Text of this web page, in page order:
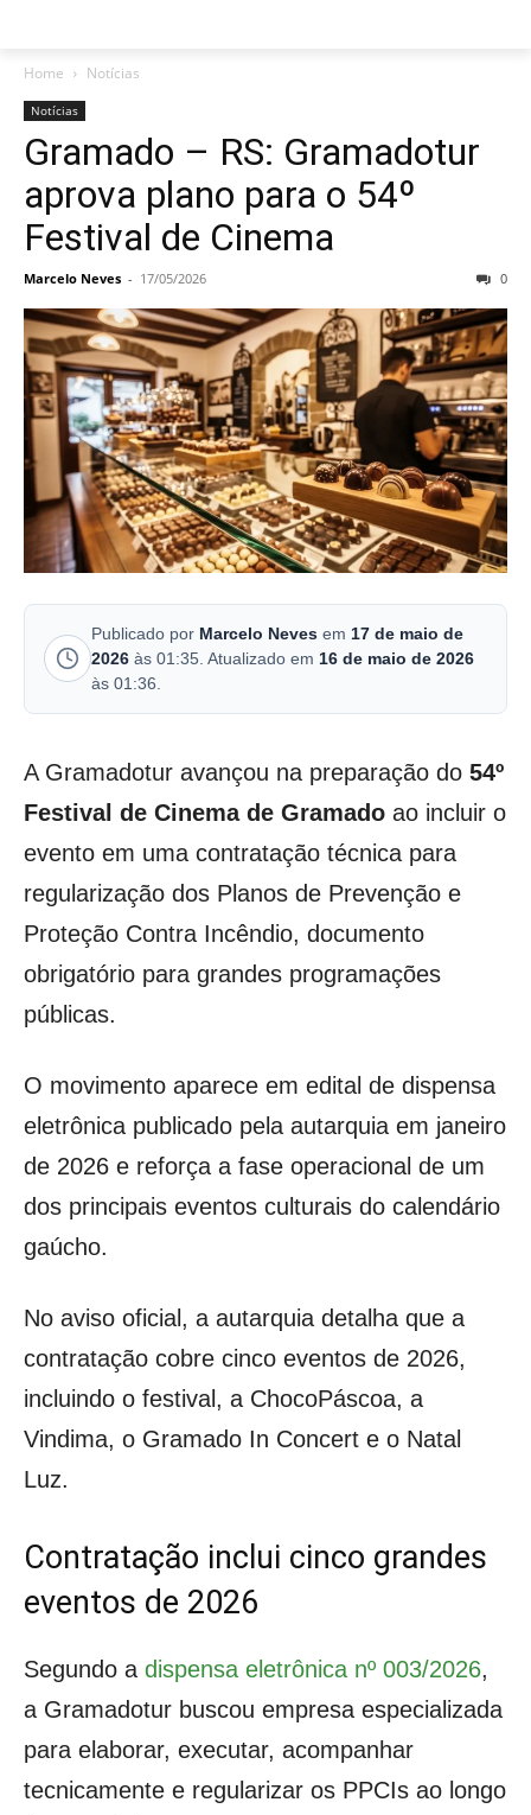
Home Notícias
Notícias
Gramado – RS: Gramadotur
aprova plano para o 54º
Festival de Cinema
Marcelo Neves - 17/05/2026 0
Publicado por Marcelo Neves em 17 de maio de
2026 às 01:35. Atualizado em 16 de maio de 2026
às 01:36.
A Gramadotur avançou na preparação do 54º
Festival de Cinema de Gramado ao incluir o
evento em uma contratação técnica para
regularização dos Planos de Prevenção e
Proteção Contra Incêndio, documento
obrigatório para grandes programações
públicas.
O movimento aparece em edital de dispensa
eletrônica publicado pela autarquia em janeiro
de 2026 e reforça a fase operacional de um
dos principais eventos culturais do calendário
gaúcho.
No aviso oficial, a autarquia detalha que a
contratação cobre cinco eventos de 2026,
incluindo o festival, a ChocoPáscoa, a
Vindima, o Gramado In Concert e o Natal
Luz.
Contratação inclui cinco grandes
eventos de 2026
Segundo a dispensa eletrônica nº 003/2026,
a Gramadotur buscou empresa especializada
para elaborar, executar, acompanhar
tecnicamente e regularizar os PPCIs ao longo